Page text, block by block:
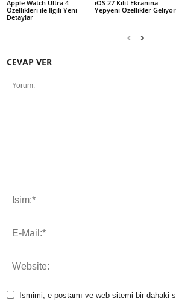
Apple Watch Ultra 4
Özellikleri ile İlgili Yeni
Detaylar
iOS 27 Kilit Ekranına
Yepyeni Özellikler Geliyor
CEVAP VER
Ismimi, e-postamı ve web sitemi bir dahaki